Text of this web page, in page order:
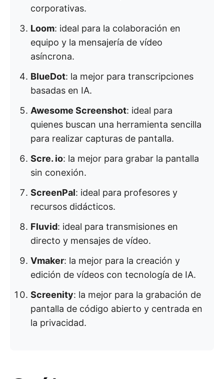
corporativas.
Loom: ideal para la colaboración en
equipo y la mensajería de vídeo
asíncrona.
BlueDot: la mejor para transcripciones
basadas en IA.
Awesome Screenshot: ideal para
quienes buscan una herramienta sencilla
para realizar capturas de pantalla.
Scre. io: la mejor para grabar la pantalla
sin conexión.
ScreenPal: ideal para profesores y
recursos didácticos.
Fluvid: ideal para transmisiones en
directo y mensajes de vídeo.
Vmaker: la mejor para la creación y
edición de vídeos con tecnología de IA.
Screenity: la mejor para la grabación de
pantalla de código abierto y centrada en
la privacidad.